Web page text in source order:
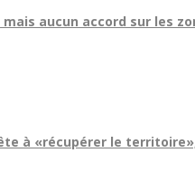
aucun accord sur les
à «récupérer le